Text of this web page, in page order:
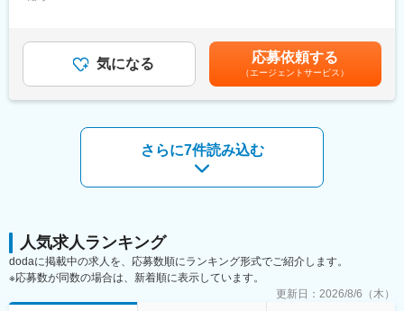
変更の範囲：会社の定める業務
だければ問題ありません！
■業務詳細：
◇顧客情報の入力
◇DMラベル印刷と発送などの事務作業
◇点検や車検に関する売掛金の管理
◇車庫証明の申請（警察署へ申請に行くことも）
■1日の流れ例：
9:30～12:00 来店対応：来店されたお客様を笑顔でお出迎え
12:00～13:00 ランチ：ゆっくりお昼をとれます
13:00～15:00 SNSで情報発信：ルノーのクルマの魅力を発信
15:00～16:00 事務作業：顧客情報入力や小口現金管理
付事務職経験5年／月給25万円＋諸手当＋賞与賃金はあくまでも
目安の金額であり、選考を通じて上下する可能性があります。月
給(月額)は固定手当を含めた表記です。
気になる 応募依頼する
（エージェントサービス）
さらに7件読み込む
人気求人ランキング
dodaに掲載中の求人を、応募数順にランキング形式でご紹介します。
※応募数が同数の場合は、新着順に表示しています。
更新日： 2026/8/6（木）